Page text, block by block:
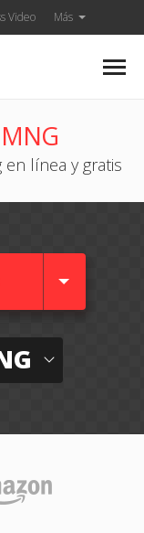
Video Más
en línea y gratis